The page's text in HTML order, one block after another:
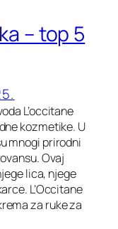
– top 5
L’occitane
kozmetike. U
mnogi prirodni
Ovaj
lica, njege
L’Occitane
za ruke za